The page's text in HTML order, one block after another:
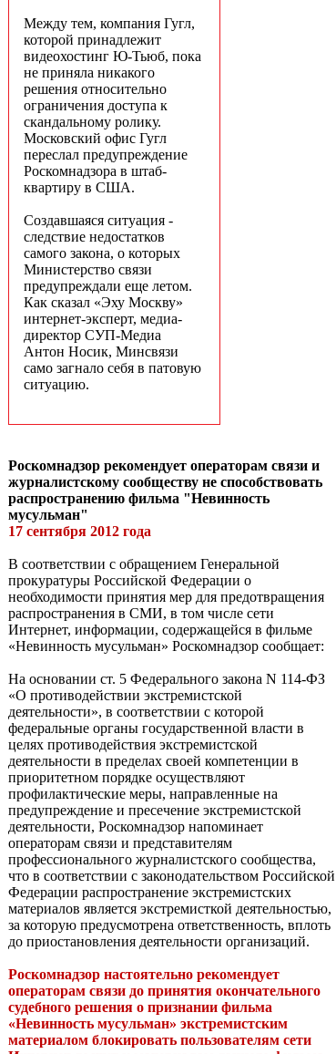
Между тем, компания Гугл,
которой принадлежит
видеохостинг Ю-Тьюб, пока
не приняла никакого
решения относительно
ограничения доступа к
скандальному ролику.
Московский офис Гугл
переслал предупреждение
Роскомнадзора в штаб-
квартиру в США.
Создавшаяся ситуация -
следствие недостатков
самого закона, о которых
Министерство связи
предупреждали еще летом.
Как сказал «Эху Москву»
интернет-эксперт, медиа-
директор СУП-Медиа
Антон Носик, Минсвязи
само загнало себя в патовую
ситуацию.
Роскомнадзор рекомендует операторам связи и
журналистскому сообществу не способствовать
распространению фильма "Невинность
мусульман"
17 сентября 2012 года
В соответствии с обращением Генеральной
прокуратуры Российской Федерации о
необходимости принятия мер для предотвращения
распространения в СМИ, в том числе сети
Интернет, информации, содержащейся в фильме
«Невинность мусульман» Роскомнадзор сообщает:
На основании ст. 5 Федерального закона N 114-ФЗ
«О противодействии экстремистской
деятельности», в соответствии с которой
федеральные органы государственной власти в
целях противодействия экстремистской
деятельности в пределах своей компетенции в
приоритетном порядке осуществляют
профилактические меры, направленные на
предупреждение и пресечение экстремистской
деятельности, Роскомнадзор напоминает
операторам связи и представителям
профессионального журналистского сообщества,
что в соответствии с законодательством Российской
Федерации распространение экстремистских
материалов является экстремисткой деятельностью,
за которую предусмотрена ответственность, вплоть
до приостановления деятельности организаций.
Роскомнадзор настоятельно рекомендует
операторам связи до принятия окончательного
судебного решения о признании фильма
«Невинность мусульман» экстремистским
материалом блокировать пользователям сети